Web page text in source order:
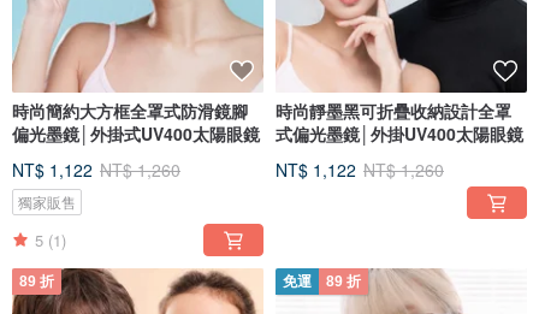
時尚簡約大方框全罩式防滑鏡腳
偏光墨鏡│外掛式UV400太陽眼鏡
NT$ 1,122 NT$ 1,260
獨家販售
5 (1)
時尚靜墨黑可折疊收納設計全罩
式偏光墨鏡│外掛UV400太陽眼鏡
NT$ 1,122 NT$ 1,260
89 折 免運 89 折